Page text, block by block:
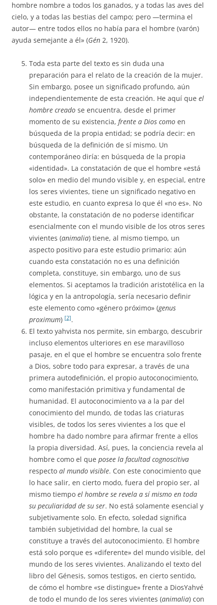
hombre nombre a todos los ganados, y a todas las aves del
cielo, y a todas las bestias del campo; pero —termina el
autor— entre todos ellos no había para el hombre (varón)
ayuda semejante a él» (Gén 2, 1920).
Toda esta parte del texto es sin duda una
preparación para el relato de la creación de la mujer.
Sin embargo, posee un significado profundo, aún
independientemente de esta creación. He aquí que el
hombre creado se encuentra, desde el primer
momento de su existencia, frente a Dios como en
búsqueda de la propia entidad; se podría decir: en
búsqueda de la definición de sí mismo. Un
contemporáneo diría: en búsqueda de la propia
«identidad». La constatación de que el hombre «está
solo» en medio del mundo visible y, en especial, entre
los seres vivientes, tiene un significado negativo en
este estudio, en cuanto expresa lo que él «no es». No
obstante, la constatación de no poderse identificar
esencialmente con el mundo visible de los otros seres
vivientes (animalia) tiene, al mismo tiempo, un
aspecto positivo para este estudio primario: aún
cuando esta constatación no es una definición
completa, constituye, sin embargo, uno de sus
elementos. Si aceptamos la tradición aristotélica en la
lógica y en la antropología, sería necesario definir
este elemento como «género próximo» (genus
proximum) [2].
El texto yahvista nos permite, sin embargo, descubrir
incluso elementos ulteriores en ese maravilloso
pasaje, en el que el hombre se encuentra solo frente
a Dios, sobre todo para expresar, a través de una
primera autodefinición, el propio autoconocimiento,
como manifestación primitiva y fundamental de
humanidad. El autoconocimiento va a la par del
conocimiento del mundo, de todas las criaturas
visibles, de todos los seres vivientes a los que el
hombre ha dado nombre para afirmar frente a ellos
la propia diversidad. Así, pues, la conciencia revela al
hombre como el que posee la facultad cognoscitiva
respecto al mundo visible. Con este conocimiento que
lo hace salir, en cierto modo, fuera del propio ser, al
mismo tiempo el hombre se revela a sí mismo en toda
su peculiaridad de su ser. No está solamente esencial y
subjetivamente solo. En efecto, soledad significa
también subjetividad del hombre, la cual se
constituye a través del autoconocimiento. El hombre
está solo porque es «diferente» del mundo visible, del
mundo de los seres vivientes. Analizando el texto del
libro del Génesis, somos testigos, en cierto sentido,
de cómo el hombre «se distingue» frente a DiosYahvé
de todo el mundo de los seres vivientes (animalia) con